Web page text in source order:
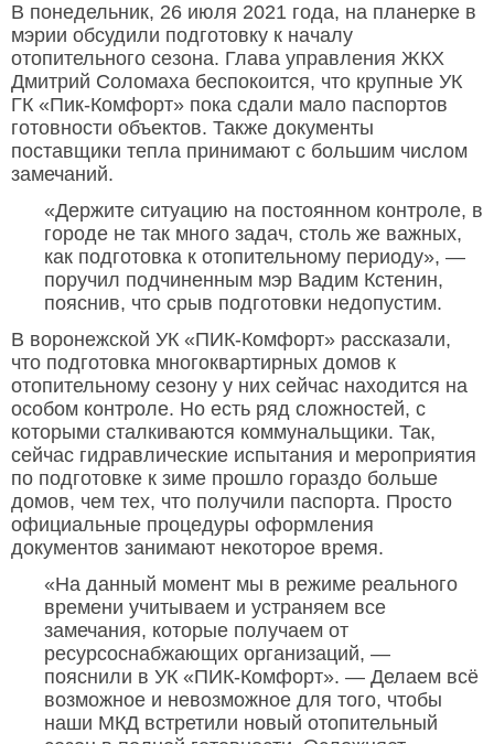
В понедельник, 26 июля 2021 года, на планерке в
мэрии обсудили подготовку к началу
отопительного сезона. Глава управления ЖКХ
Дмитрий Соломаха беспокоится, что крупные УК
ГК «Пик-Комфорт» пока сдали мало паспортов
готовности объектов. Также документы
поставщики тепла принимают с большим числом
замечаний.
«Держите ситуацию на постоянном контроле, в
городе не так много задач, столь же важных,
как подготовка к отопительному периоду», —
поручил подчиненным мэр Вадим Кстенин,
пояснив, что срыв подготовки недопустим.
В воронежской УК «ПИК-Комфорт» рассказали,
что подготовка многоквартирных домов к
отопительному сезону у них сейчас находится на
особом контроле. Но есть ряд сложностей, с
которыми сталкиваются коммунальщики. Так,
сейчас гидравлические испытания и мероприятия
по подготовке к зиме прошло гораздо больше
домов, чем тех, что получили паспорта. Просто
официальные процедуры оформления
документов занимают некоторое время.
«На данный момент мы в режиме реального
времени учитываем и устраняем все
замечания, которые получаем от
ресурсоснабжающих организаций, —
пояснили в УК «ПИК-Комфорт». — Делаем всё
возможное и невозможное для того, чтобы
наши МКД встретили новый отопительный